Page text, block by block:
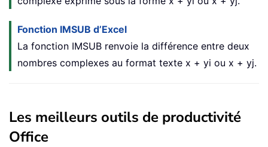
Fonction IMSUB d’Excel
La fonction IMSUB renvoie la différence entre deux
nombres complexes au format texte x + yi ou x + yj.
Les meilleurs outils de productivité
Office